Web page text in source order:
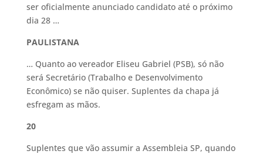
ser oficialmente anunciado candidato até o próximo
dia 28 …
PAULISTANA
… Quanto ao vereador Eliseu Gabriel (PSB), só não
será Secretário (Trabalho e Desenvolvimento
Econômico) se não quiser. Suplentes da chapa já
esfregam as mãos.
20
Suplentes que vão assumir a Assembleia SP, quando